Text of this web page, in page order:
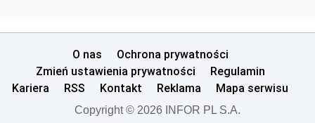
O nas
Ochrona prywatności
Zmień ustawienia prywatności
Regulamin
Kariera
RSS Kontakt Reklama Mapa serwisu
Copyright © 2026 INFOR PL S.A.